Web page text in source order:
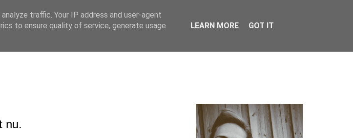
nu.
traffic. Your IP address and user-agent
to ensure quality of service, generate usage
LEARN MORE GOT IT